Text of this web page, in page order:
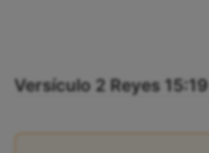
Versículo 2 Reyes 15:19